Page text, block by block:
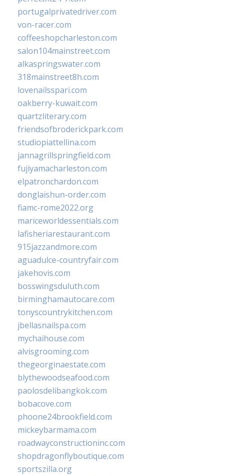
portugalprivatedriver.com
von-racer.com
coffeeshopcharleston.com
salon104mainstreet.com
alkaspringswater.com
318mainstreet8h.com
lovenailsspari.com
oakberry-kuwait.com
quartzliterary.com
friendsofbroderickpark.com
studiopiattellina.com
jannagrillspringfield.com
fujiyamacharleston.com
elpatronchardon.com
donglaishun-order.com
fiamc-rome2022.org
mariceworldessentials.com
lafisheriarestaurant.com
915jazzandmore.com
aguadulce-countryfair.com
jakehovis.com
bosswingsduluth.com
birminghamautocare.com
tonyscountrykitchen.com
jbellasnailspa.com
mychaihouse.com
alvisgrooming.com
thegeorginaestate.com
blythewoodseafood.com
paolosdelibangkok.com
bobacove.com
phoone24brookfield.com
mickeybarmama.com
roadwayconstructioninc.com
shopdragonflyboutique.com
sportszilla.org